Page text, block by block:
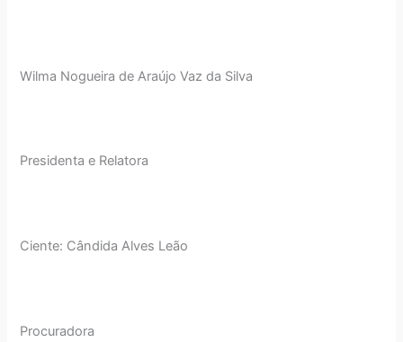
Wilma Nogueira de Araújo Vaz da Silva
Presidenta e Relatora
Ciente: Cândida Alves Leão
Procuradora